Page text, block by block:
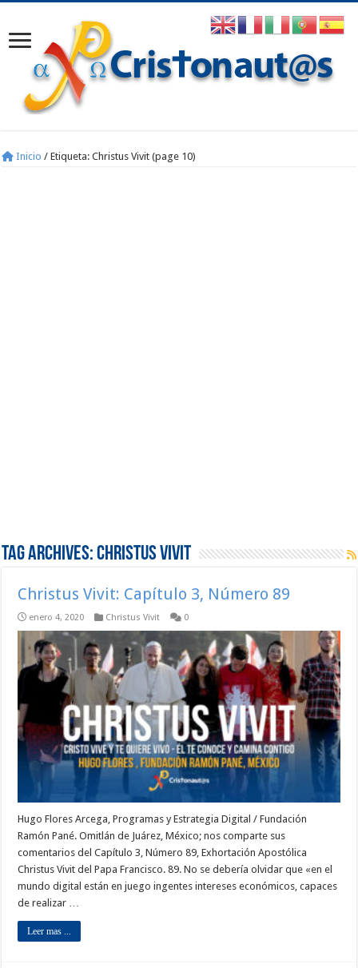
Inicio / Etiqueta:Christus Vivit (page 10)
Tag Archives:Christus Vivit
Christus Vivit: Capítulo 3, Número 89
enero 4, 2020 Christus Vivit 0
Hugo Flores Arcega, Programas y Estrategia Digital / Fundación
Ramón Pané. Omitlán de Juárez, México; nos comparte sus
comentarios del Capítulo 3, Número 89, Exhortación Apostólica
Christus Vivit del Papa Francisco. 89. No se debería olvidar que «en el
mundo digital están en juego ingentes intereses económicos, capaces
de realizar …
Leer mas ...